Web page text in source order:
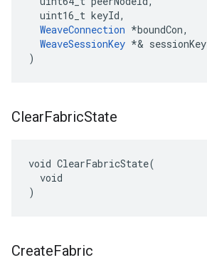
  uint16_t keyId,
WeaveConnection *boundCon,
WeaveSessionKey *& sessionKey
)
ClearFabricState
void ClearFabricState(
  void
)
CreateFabric